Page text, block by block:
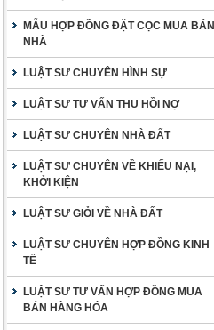
MẪU HỢP ĐỒNG ĐẶT CỌC MUA BÁN
NHÀ
LUẬT SƯ CHUYÊN HÌNH SỰ
LUẬT SƯ TƯ VẤN THU HỒI NỢ
LUẬT SƯ CHUYÊN NHÀ ĐẤT
LUẬT SƯ CHUYÊN VỀ KHIẾU NẠI,
KHỞI KIỆN
LUẬT SƯ GIỎI VỀ NHÀ ĐẤT
LUẬT SƯ CHUYÊN HỢP ĐỒNG KINH
TẾ
LUẬT SƯ TƯ VẤN HỢP ĐỒNG MUA
BÁN HÀNG HÓA